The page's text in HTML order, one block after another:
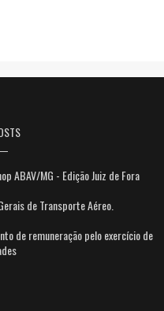
ABAV/MG - Edição Juiz de Fora
de Transporte Aéreo.
de remuneração pelo exercício de